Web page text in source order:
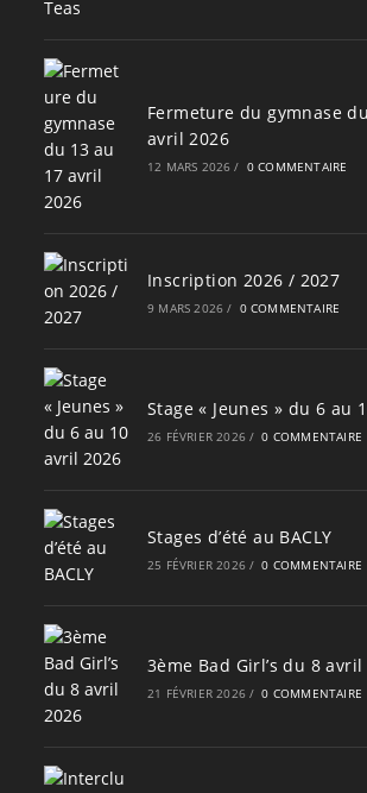
Fermeture du gymnase
avril 2026
12 MARS 2026 / 0 COMMENTAIRE
Inscription 2026 / 2027
9 MARS 2026 / 0 COMMENTAIRE
Stage « Jeunes » du 6 au
26 FÉVRIER 2026 / 0 COMMENTAIRE
Stages d’été au BACLY
25 FÉVRIER 2026 / 0 COMMENTAIRE
3ème Bad Girl’s du 8 avril
21 FÉVRIER 2026 / 0 COMMENTAIRE